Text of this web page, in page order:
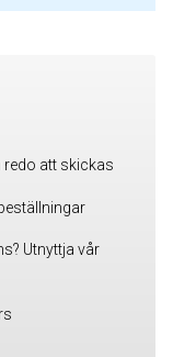
redo att skickas
Utnyttja vår